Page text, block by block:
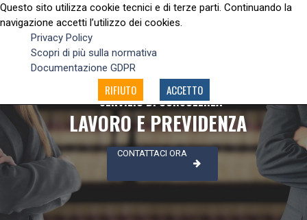
SERVIZIO DI CONSULENZA
LAVORO E PREVIDENZA
CONTATTACI ORA
Questo sito utilizza cookie tecnici e di terze parti. Continuando la
navigazione accetti l’utilizzo dei cookies.
Privacy Policy
Scopri di più sulla normativa
Documentazione GDPR
RIFIUTO ACCETTO